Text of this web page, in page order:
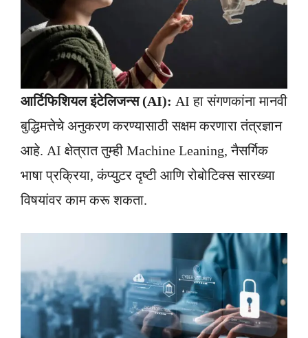
आर्टिफिशियल इंटेलिजन्स (AI): AI हा संगणकांना मानवी
बुद्धिमत्तेचे अनुकरण करण्यासाठी सक्षम करणारा तंत्रज्ञान
आहे. AI क्षेत्रात तुम्ही Machine Leaning, नैसर्गिक
भाषा प्रक्रिया, कंप्युटर दृष्टी आणि रोबोटिक्स सारख्या
विषयांवर काम करू शकता.